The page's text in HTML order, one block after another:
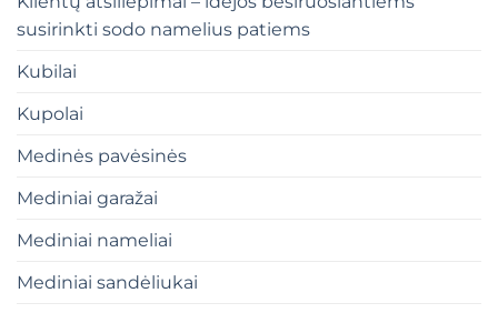
susirinkti sodo namelius patiems
Kubilai
Kupolai
Medinės pavėsinės
Mediniai garažai
Mediniai nameliai
Mediniai sandėliukai